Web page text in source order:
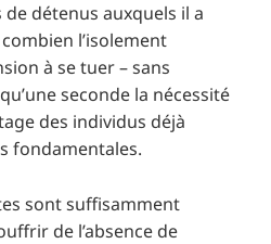
détenus auxquels il a
l’isolement
à se tuer – sans
seconde la nécessité
des individus déjà
fondamentales.
sont suffisamment
de l’absence de